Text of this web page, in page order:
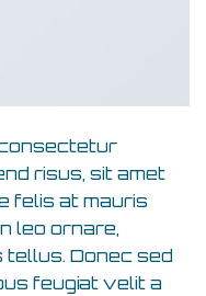
risus, sit amet
felis at mauris
leo ornare,
Donec sed
feugiat velit a